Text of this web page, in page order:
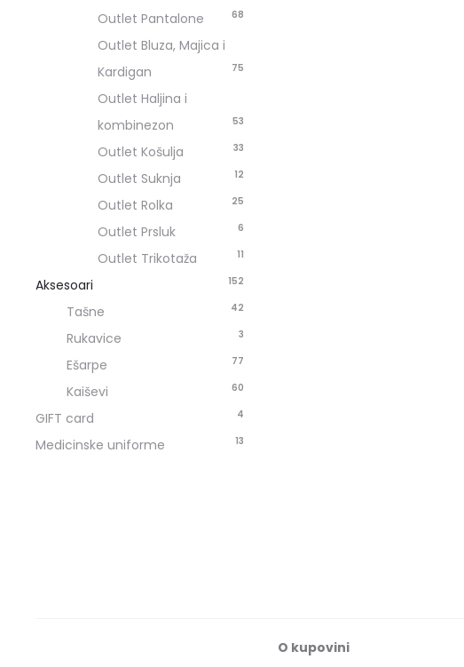
Outlet Pantalone 68
Outlet Bluza, Majica i
Kardigan
75
Outlet Haljina i
kombinezon
53
Outlet Košulja 33
Outlet Suknja 12
Outlet Rolka 25
Outlet Prsluk 6
Outlet Trikotaža 11
Aksesoari 152
Tašne 42
Rukavice 3
Ešarpe 77
Kaiševi 60
GIFT card 4
Medicinske uniforme 13
O kupovini